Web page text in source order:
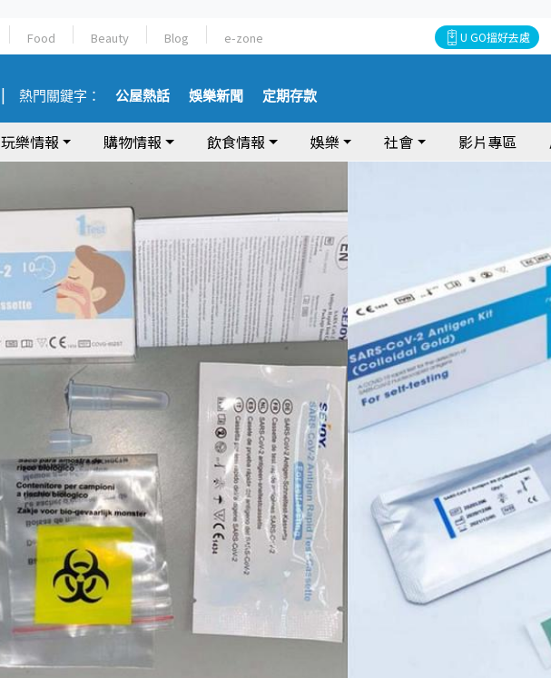
Food Beauty Blog e-zone U GO搵好去處
熱門關鍵字： 公屋熱話 娛樂新聞 定期存款
玩樂情報 購物情報 飲食情報 娛樂 社會 影片專區